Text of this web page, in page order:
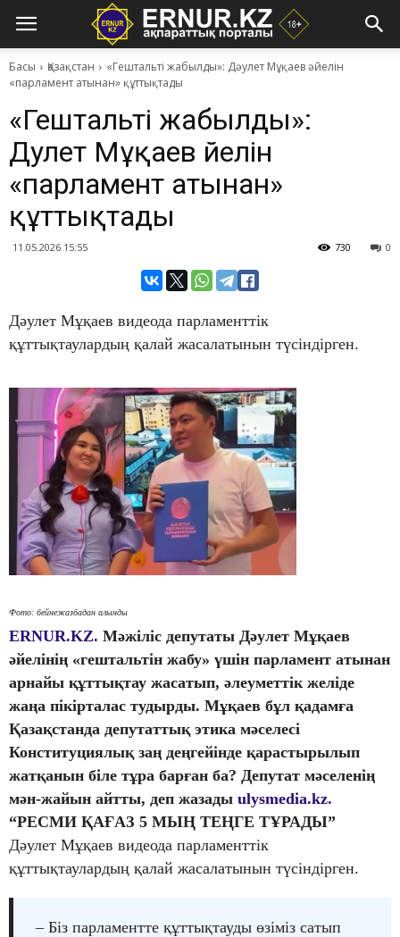
Басы Қазақстан
«Гештальті жабылды»: Дәулет Мұқаев әйелін
«парламент атынан» құттықтады
«Гештальті жабылды»:
Дәулет Мұқаев әйелін
«парламент атынан»
құттықтады
11.05.2026 15:55 0
730
Дәулет Мұқаев видеода парламенттік
құттықтаулардың қалай жасалатынын түсіндірген.
Фото: бейнежазбадан алынды
ERNUR.KZ. Мәжіліс депутаты Дәулет Мұқаев
әйелінің «гештальтін жабу» үшін парламент атынан
арнайы құттықтау жасатып, әлеуметтік желіде
жаңа пікірталас тудырды. Мұқаев бұл қадамға
Қазақстанда депутаттық этика мәселесі
Конституциялық заң деңгейінде қарастырылып
жатқанын біле тұра барған ба? Депутат мәселенің
мән-жайын айтты, деп жазады ulysmedia.kz.
“РЕСМИ ҚАҒАЗ 5 МЫҢ ТЕҢГЕ ТҰРАДЫ”
Дәулет Мұқаев видеода парламенттік
құттықтаулардың қалай жасалатынын түсіндірген.
– Біз парламентте құттықтауды өзіміз сатып